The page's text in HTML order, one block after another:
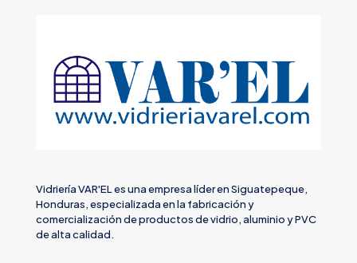
Vidriería VAR'EL es una empresa líder en Siguatepeque,
Honduras, especializada en la fabricación y
comercialización de productos de vidrio, aluminio y PVC
de alta calidad.